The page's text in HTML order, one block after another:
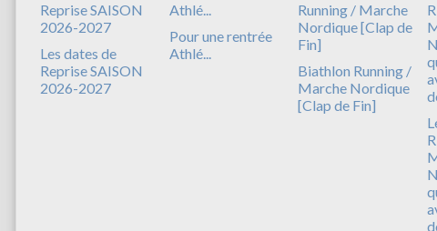
Les dates de
Reprise SAISON
2026-2027
Pour une rentrée
Athlé...
Biathlon Running /
Marche Nordique
[Clap de Fin]